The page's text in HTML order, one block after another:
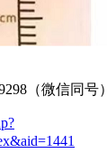
（微信同号）